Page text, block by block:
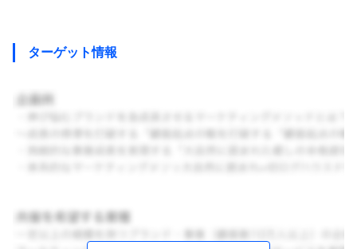
ターゲット情報